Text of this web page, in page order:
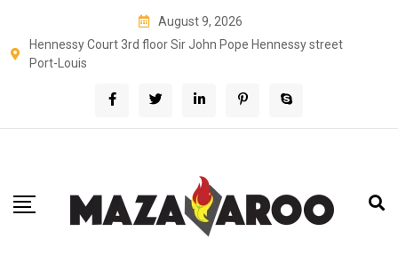
content
August 9, 2026
Hennessy Court 3rd floor Sir John Pope Hennessy street
Port-Louis